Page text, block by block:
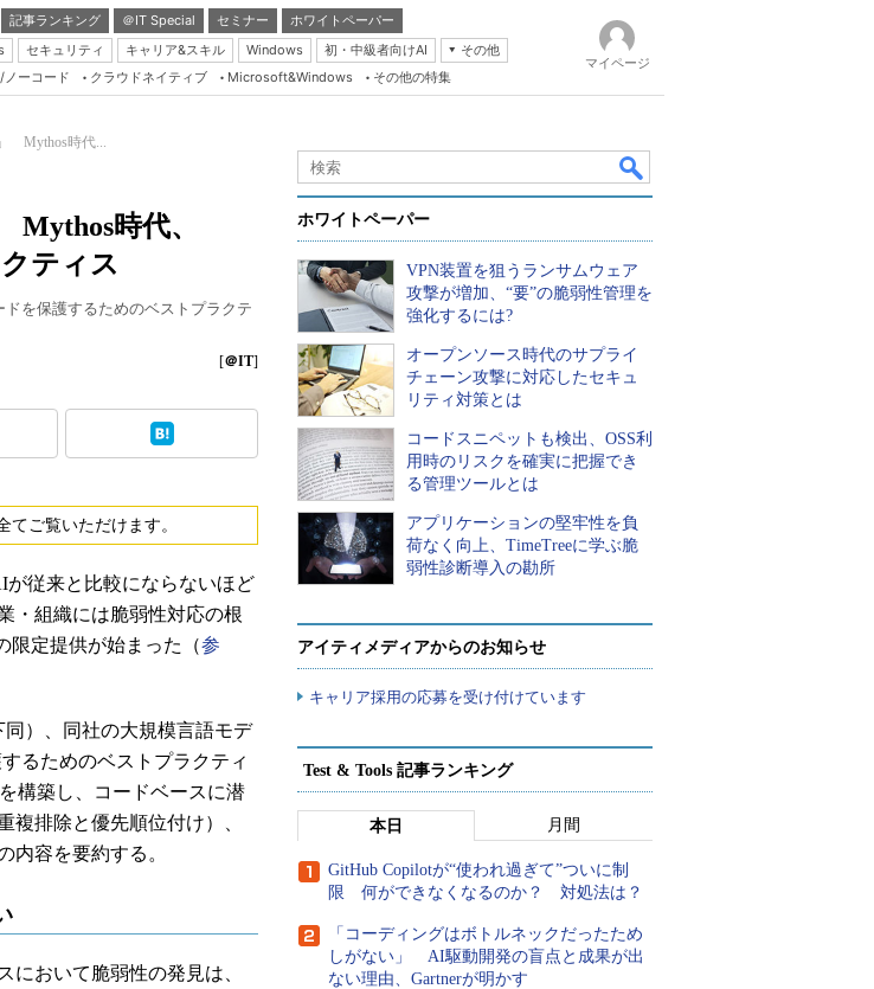
記事ランキング ＠IT Special セミナー
ホワイトペーパー
セキュリティ キャリア&スキル Windows 初・中級者向けAI
その他
Server & Storage
Database Expert
Linux ＆ OSS
Master of IP Network
Security & Trust
ブログ
ノーコード クラウドネイティブ Microsoft&Windows その他の特集
マイページ
Mythos時代...
時代、
ティス
を保護するためのベストプラクテ
[＠IT]
てご覧いただけます。
が従来と比較にならないほど
・組織には脆弱性対応の根
限定提供が始まった（参
）、同社の大規模言語モデ
るためのベストプラクティ
構築し、コードベースに潜
排除と優先順位付け）、
内容を要約する。
おいて脆弱性の発見は、
ホワイトペーパー
VPN装置を狙うランサムウェア
攻撃が増加、“要”の脆弱性管理を
強化するには?
オープンソース時代のサプライ
チェーン攻撃に対応したセキュ
リティ対策とは
コードスニペットも検出、OSS利
用時のリスクを確実に把握でき
る管理ツールとは
アプリケーションの堅牢性を負
荷なく向上、TimeTreeに学ぶ脆
弱性診断導入の勘所
アイティメディアからのお知らせ
キャリア採用の応募を受け付けています
Test & Tools 記事ランキング
本日 月間
GitHub Copilotが“使われ過ぎて”ついに制
限 何ができなくなるのか？ 対処法は？
「コーディングはボトルネックだったため
しがない」 AI駆動開発の盲点と成果が出
ない理由、Gartnerが明かす